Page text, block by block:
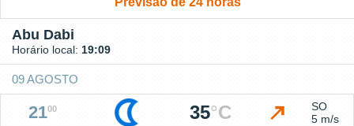
Abu Dabi
Horário local: 19:09
09 AGOSTO
2100 35°C
SO
5 m/s